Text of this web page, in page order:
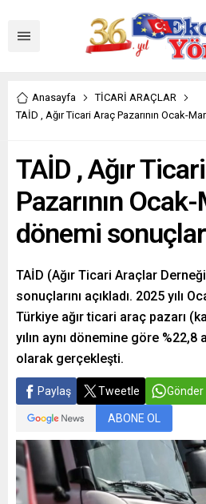
Anasayfa
TİCARİ ARAÇLAR
TAİD , Ağır Ticari Araç Pazarının Ocak-
TAİD , Ağır
Pazarının
dönemi
TAİD (Ağır Ticari Araçlar
sonuçlarını açıkladı. 2025 yılı
Türkiye ağır ticari araç pazarı
yılın aynı dönemine göre
olarak gerçekleşti.
Paylaş Tweetle Gönder
ABONE OL